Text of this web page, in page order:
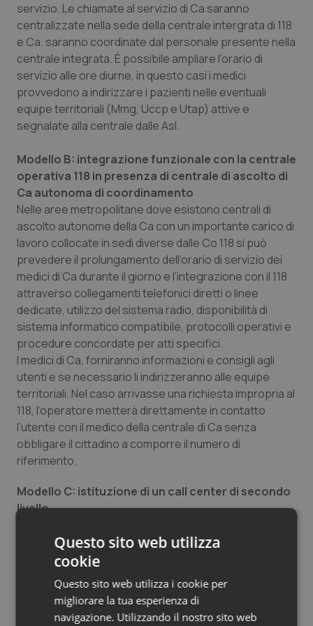
Salute orale & impianti
Sangue & coagulazione
Tiroide
Tumore al seno
Tumore ovarico
Tumori del Polmone & Testa Collo
Tumori gastrointestinali
Ulcera & Reflusso
Vaccini
servizio. Le chiamate al servizio di Ca saranno
centralizzate nella sede della centrale intergrata di 118
e Ca. saranno coordinate dal personale presente nella
centrale integrata. È possibile ampliare l’orario di
servizio alle ore diurne, in questo casi i medici
provvedono a indirizzare i pazienti nelle eventuali
equipe territoriali (Mmg, Uccp e Utap) attive e
segnalate alla centrale dalle Asl.
Modello B: integrazione funzionale con la centrale
operativa 118 in presenza di centrale di ascolto di
Ca autonoma di coordinamento
Nelle aree metropolitane dove esistono centrali di
ascolto autonome della Ca con un importante carico di
lavoro collocate in sedi diverse dalle Co 118 si può
prevedere il prolungamento dell’orario di servizio dei
medici di Ca durante il giorno e l’integrazione con il 118
attraverso collegamenti telefonici diretti o linee
dedicate, utilizzo del sistema radio, disponibilità di
sistema informatico compatibile, protocolli operativi e
procedure concordate per atti specifici.
I medici di Ca, forniranno informazioni e consigli agli
utenti e se necessario li indirizzeranno alle equipe
territoriali. Nel caso arrivasse una richiesta impropria al
118, l’operatore metterà direttamente in contatto
l’utente con il medico della centrale di Ca senza
obbligare il cittadino a comporre il numero di
riferimento.
Modello C: istituzione di un call center di secondo
livello
prevede l’istituzione di un call center costituito da
operatori non sanitari su cui possono confluire sia le
servizio con funzione di filtro che fornisce informazioni
generiche sui servizi disponibili (es, farmacie,
Questo sito web utilizza
cookie
Questo sito web utilizza i cookie per
migliorare la tua esperienza di
navigazione. Utilizzando il nostro sito web